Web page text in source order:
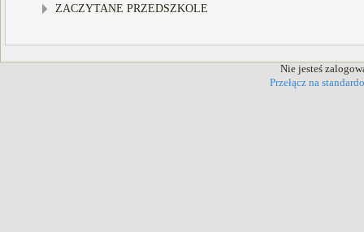
ZACZYTANE PRZEDSZKOLE
Nie jesteś
Przełącz na